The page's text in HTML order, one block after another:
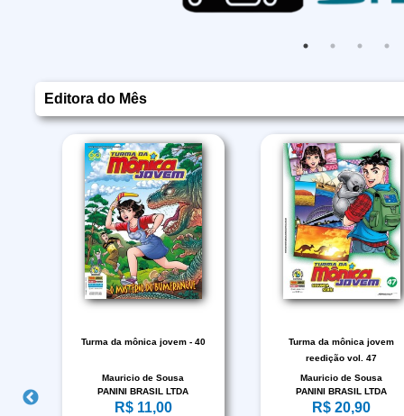
Editora do Mês
Turma da mônica jovem - 40
Mauricio de Sousa
PANINI BRASIL LTDA
R$ 11,00
Turma da mônica jovem
reedição vol. 47
Mauricio de Sousa
PANINI BRASIL LTDA
R$ 20,90